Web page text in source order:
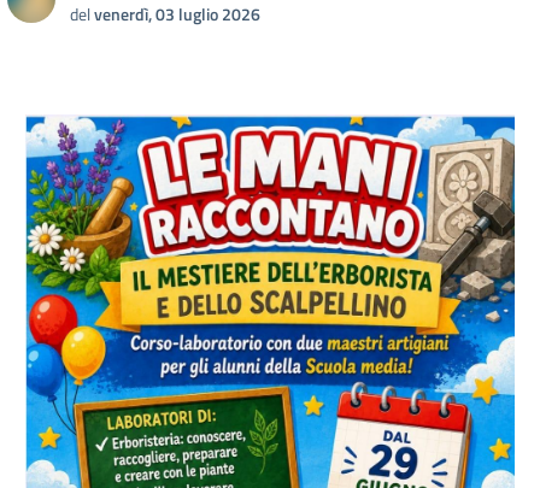
delvenerdì, 03 luglio 2026